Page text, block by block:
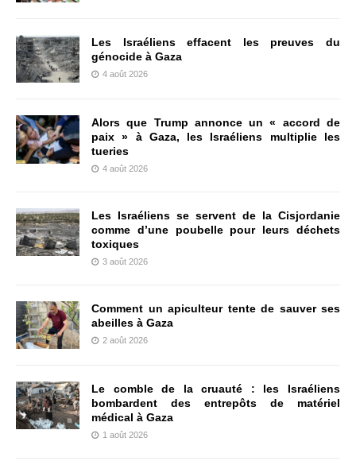
Les Israéliens effacent les preuves du
génocide à Gaza
4 août 2026
Alors que Trump annonce un « accord de
paix » à Gaza, les Israéliens multiplie les
tueries
4 août 2026
Les Israéliens se servent de la Cisjordanie
comme d’une poubelle pour leurs déchets
toxiques
3 août 2026
Comment un apiculteur tente de sauver ses
abeilles à Gaza
2 août 2026
Le comble de la cruauté : les Israéliens
bombardent des entrepôts de matériel
médical à Gaza
1 août 2026